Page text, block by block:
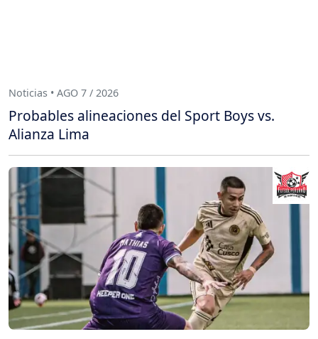
Noticias • AGO 7 / 2026
Probables alineaciones del Sport Boys vs.
Alianza Lima